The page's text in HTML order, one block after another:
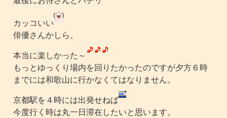
カッコいい
俳優さんかしら。
本当に楽しかった～
もっとゆっくり場内を回りたかったのですが夕方６時
までには和歌山に行かなくてはなりません。
京都駅を４時には出発せねば
今度行く時は丸一日滞在したいと思います。